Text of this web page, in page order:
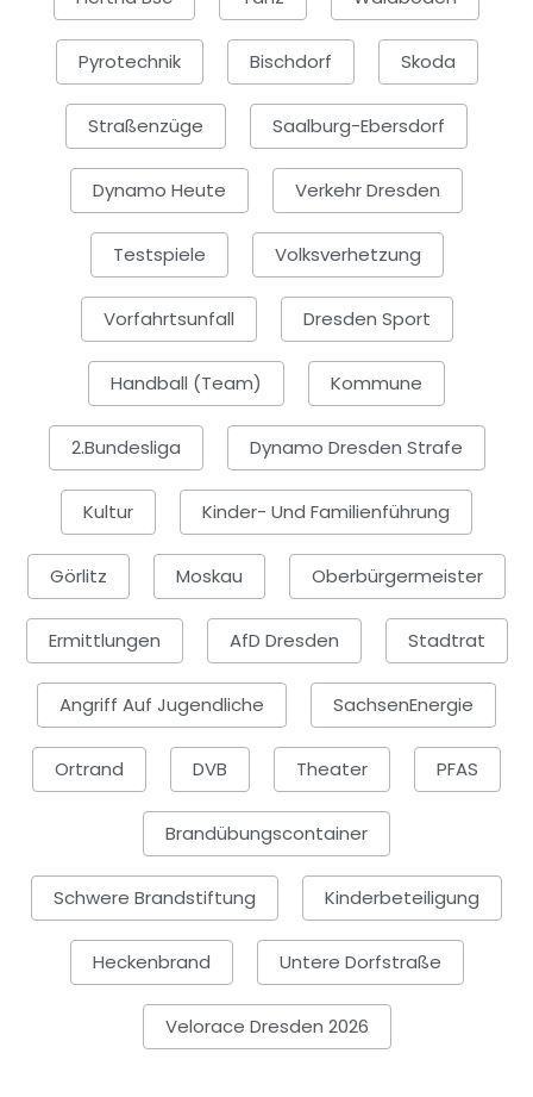
Pyrotechnik Bischdorf Skoda
Straßenzüge Saalburg-Ebersdorf
Dynamo Heute Verkehr Dresden
Testspiele Volksverhetzung
Vorfahrtsunfall Dresden Sport
Handball (Team) Kommune
2.Bundesliga Dynamo Dresden Strafe
Kultur Kinder- Und Familienführung
Görlitz Moskau Oberbürgermeister
Ermittlungen AfD Dresden Stadtrat
Angriff Auf Jugendliche SachsenEnergie
Ortrand DVB Theater PFAS
Brandübungscontainer
Schwere Brandstiftung Kinderbeteiligung
Heckenbrand Untere Dorfstraße
Velorace Dresden 2026